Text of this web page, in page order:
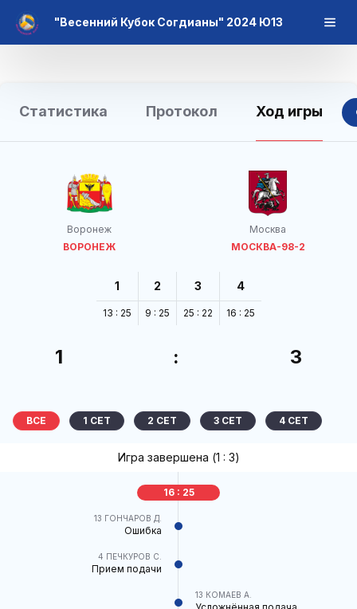
"Весенний Кубок Согдианы" 2024 Ю13
Статистика Протокол Ход игры
Воронеж
ВОРОНЕЖ
Москва
МОСКВА-98-2
1
13 : 25
2
9 : 25
3
25 : 22
4
16 : 25
1 : 3
ВСЕ 1 CЕТ 2 CЕТ 3 CЕТ 4 CЕТ
Игра завершена (1 : 3)
16 : 25
13 ГОНЧАРОВ Д.
Ошибка
4 ПЕЧКУРОВ С.
Прием подачи
13 КОМАЕВ А.